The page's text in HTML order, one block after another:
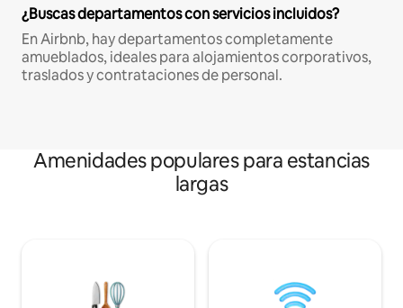
¿Buscas departamentos con servicios incluidos?
En Airbnb, hay departamentos completamente
amueblados, ideales para alojamientos corporativos,
traslados y contrataciones de personal.
Amenidades populares para estancias
largas